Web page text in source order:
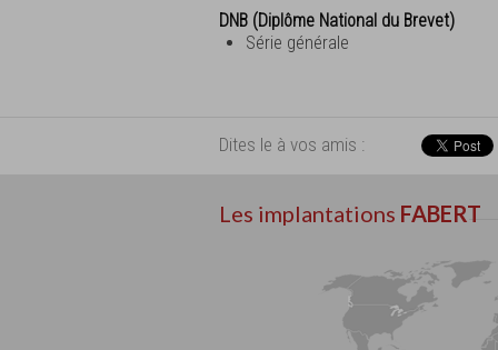
DNB (Diplôme National du Brevet)
Série générale
Dites le à vos amis :
Les implantations FABERT